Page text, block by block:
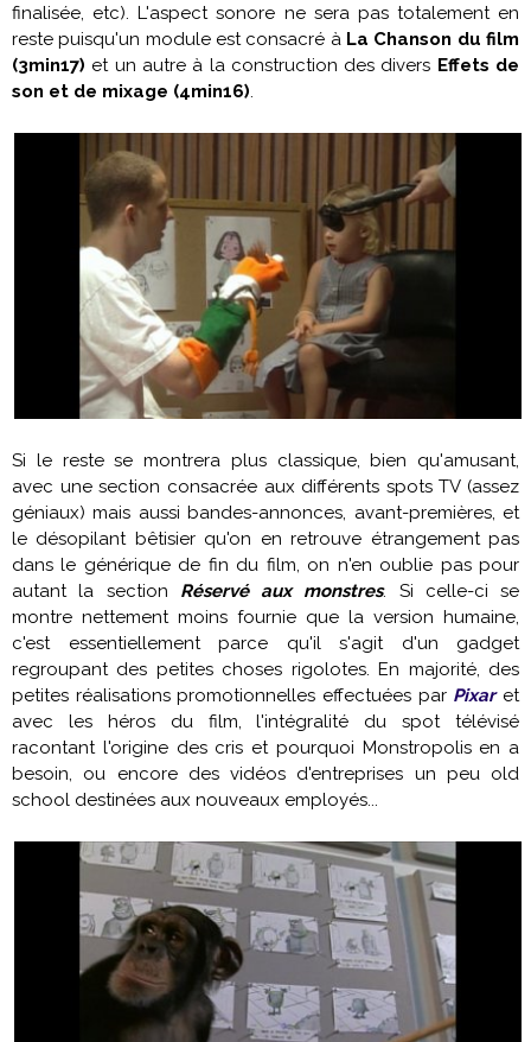
finalisée, etc). L'aspect sonore ne sera pas totalement en
reste puisqu'un module est consacré à La Chanson du film
(3min17) et un autre à la construction des divers Effets de
son et de mixage (4min16)
Si le reste se montrera plus classique, bien qu'amusant,
avec une section consacrée aux différents spots TV (assez
géniaux) mais aussi bandes-annonces, avant-premières, et
le désopilant bêtisier qu'on en retrouve étrangement pas
dans le générique de fin du film, on n'en oublie pas pour
autant la section Réservé aux monstres. Si celle-ci se
montre nettement moins fournie que la version humaine,
c'est essentiellement parce qu'il s'agit d'un gadget
regroupant des petites choses rigolotes. En majorité, des
petites réalisations promotionnelles effectuées par Pixaret
avec les héros du film, l'intégralité du spot télévisé
racontant l'origine des cris et pourquoi Monstropolis en a
besoin, ou encore des vidéos d'entreprises un peu old
school destinées aux nouveaux employés...